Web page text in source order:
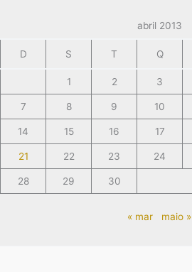
abril 2013
D S T Q
1 2 3
7 8 9 10
14 15 16 17
21 22 23 24
28 29 30
« mar maio »